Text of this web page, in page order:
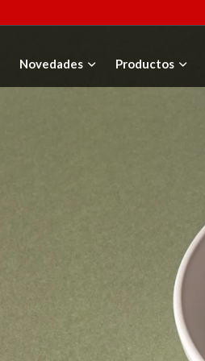
Novedades Productos
Añadir al carrito
conmemorativa Gaudí 2026